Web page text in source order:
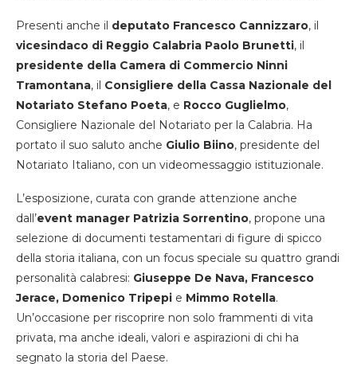
Presenti anche il deputato Francesco Cannizzaro, il
vicesindaco di Reggio Calabria Paolo Brunetti, il
presidente della Camera di Commercio Ninni
Tramontana, il Consigliere della Cassa Nazionale del
Notariato Stefano Poeta, e Rocco Guglielmo,
Consigliere Nazionale del Notariato per la Calabria. Ha
portato il suo saluto anche Giulio Biino, presidente del
Notariato Italiano, con un videomessaggio istituzionale.
L’esposizione, curata con grande attenzione anche
dall’event manager Patrizia Sorrentino, propone una
selezione di documenti testamentari di figure di spicco
della storia italiana, con un focus speciale su quattro grandi
personalità calabresi: Giuseppe De Nava, Francesco
Jerace, Domenico Tripepi e Mimmo Rotella.
Un’occasione per riscoprire non solo frammenti di vita
privata, ma anche ideali, valori e aspirazioni di chi ha
segnato la storia del Paese.